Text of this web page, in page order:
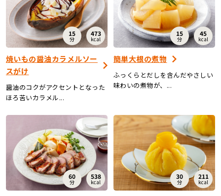
15
分
473
kcal
焼いもの醤油カラメルソー
スがけ
醤油のコクがアクセントとなった
ほろ苦いカラメル...
15
分
45
kcal
簡単大根の煮物
ふっくらとだしを含んだやさしい
味わいの煮物が、...
60
分
538
kcal
30
分
211
kcal